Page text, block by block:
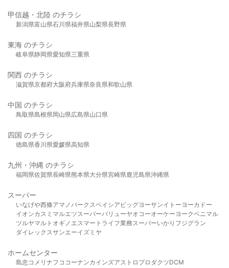
甲信越・北陸 のチラシ
新潟県富山県石川県福井県山梨県長野県
東海 のチラシ
岐阜県静岡県愛知県三重県
関西 のチラシ
滋賀県京都府大阪府兵庫県奈良県和歌山県
中国 のチラシ
鳥取県島根県岡山県広島県山口県
四国 のチラシ
徳島県香川県愛媛県高知県
九州・沖縄 のチラシ
福岡県佐賀県長崎県熊本県大分県宮崎県鹿児島県沖縄県
スーパー
いなげや西條アマノパークスベイシア ビッグヨーサンイトーヨーカドー
イオンカスミ マルエツスーパーバリューヤオコーオーケー ヨークベニマル
ツルヤマルト オギノ エスマート ライフ業務スーパーいかり フジグラン
ダイレックスサンエーイズミヤ
ホームセンター
島忠 コメリ ナフコ コーナンカインズアストロプロダクツDCM